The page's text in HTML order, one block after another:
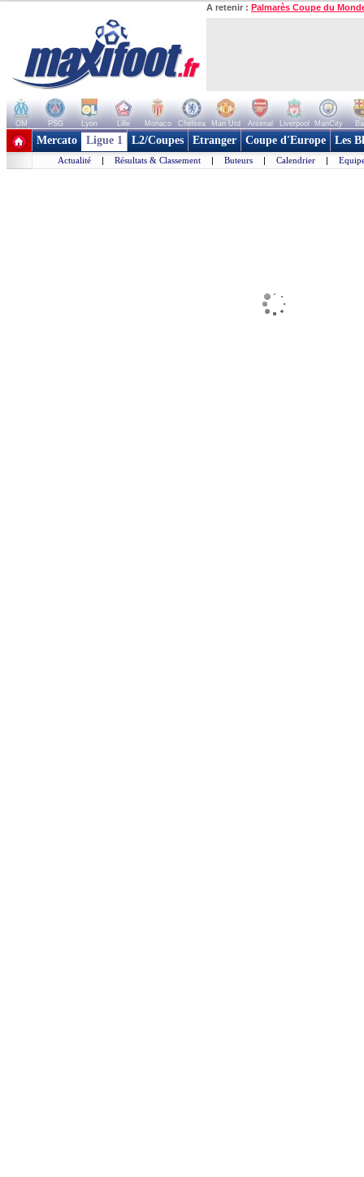
A retenir : Palmarès Coupe du
OM PSG Lyon Lille Monaco Chelsea Man Utd Arsenal Liverpool ManCity
+ de clubs
Mercato Ligue 1 L2/Coupes Etranger Coupe d'Europe Les
Actualité | Résultats & Classement | Buteurs | Calendrier |